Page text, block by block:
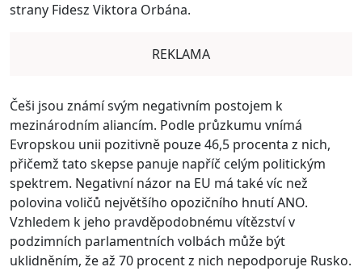
strany Fidesz Viktora Orbána.
REKLAMA
Češi jsou známí svým negativním postojem k
mezinárodním aliancím. Podle průzkumu vnímá
Evropskou unii pozitivně pouze 46,5 procenta z nich,
přičemž tato skepse panuje napříč celým politickým
spektrem. Negativní názor na EU má také víc než
polovina voličů největšího opozičního hnutí ANO.
Vzhledem k jeho pravděpodobnému vítězství v
podzimních parlamentních volbách může být
uklidněním, že až 70 procent z nich nepodporuje Rusko.